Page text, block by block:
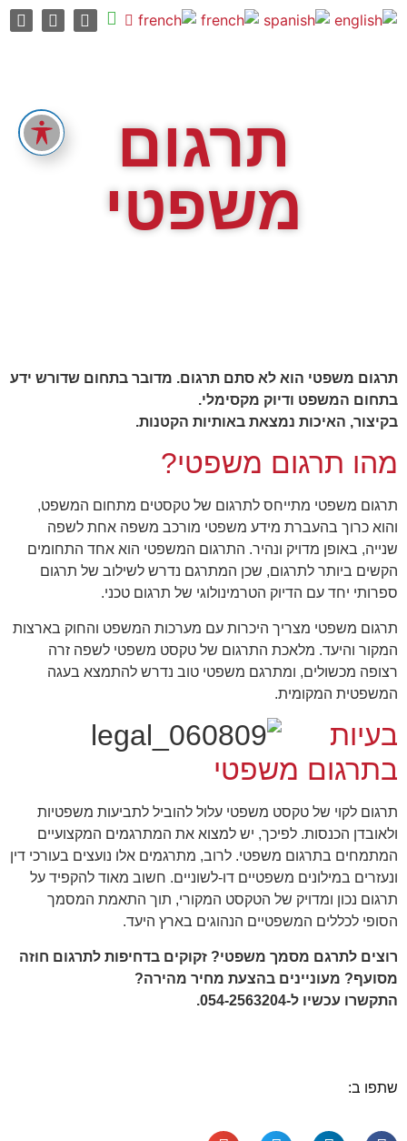
תרגום
משפטי
תרגום משפטי הוא לא סתם תרגום. מדובר בתחום שדורש ידע
בתחום המשפט ודיוק מקסימלי.
בקיצור, האיכות נמצאת באותיות הקטנות.
מהו תרגום משפטי?
תרגום משפטי מתייחס לתרגום של טקסטים מתחום המשפט,
והוא כרוך בהעברת מידע משפטי מורכב משפה אחת לשפה
שנייה, באופן מדויק ונהיר. התרגום המשפטי הוא אחד התחומים
הקשים ביותר לתרגום, שכן המתרגם נדרש לשילוב של תרגום
ספרותי יחד עם הדיוק הטרמינולוגי של תרגום טכני.
תרגום משפטי מצריך היכרות עם מערכות המשפט והחוק בארצות
המקור והיעד. מלאכת התרגום של טקסט משפטי לשפה זרה
רצופה מכשולים, ומתרגם משפטי טוב נדרש להתמצא בעגה
המשפטית המקומית.
בעיות
בתרגום משפטי
תרגום לקוי של טקסט משפטי עלול להוביל לתביעות משפטיות
ולאובדן הכנסות. לפיכך, יש למצוא את המתרגמים המקצועיים
המתמחים בתרגום משפטי. לרוב, מתרגמים אלו נועצים בעורכי דין
ונעזרים במילונים משפטיים דו-לשוניים. חשוב מאוד להקפיד על
תרגום נכון ומדויק של הטקסט המקורי, תוך התאמת המסמך
הסופי לכללים המשפטיים הנהוגים בארץ היעד.
רוצים לתרגם מסמך משפטי? זקוקים בדחיפות לתרגום חוזה
מסועף? מעוניינים בהצעת מחיר מהירה?
התקשרו עכשיו ל-054-2563204.
שתפו ב: